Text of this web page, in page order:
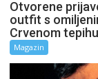
Otvorene
outfit s
Crvenom
Magazin